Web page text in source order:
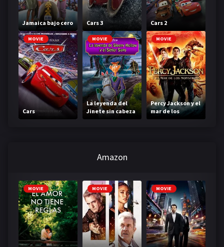
Jamaica bajo cero Cars 3 Cars 2
MOVIE
Cars
MOVIE
La leyenda del
Jinete sin cabeza
MOVIE
Percy Jackson y el
mar de los
monstruos
Amazon
MOVIE MOVIE MOVIE